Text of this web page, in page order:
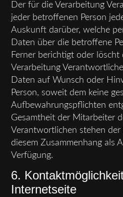
Der für die Verarbeitung
jeder betroffenen Person
Auskunft darüber, welche
Daten über die betroffene
Ferner berichtigt oder löscht
Verarbeitung
Daten auf Wunsch oder
Person, soweit dem keine
Aufbewahrungspflichten
Gesamtheit der Mitarbeiter
Verantwortlichen stehen
diesem Zusammenhang als
Verfügung.
6.
Internetseite